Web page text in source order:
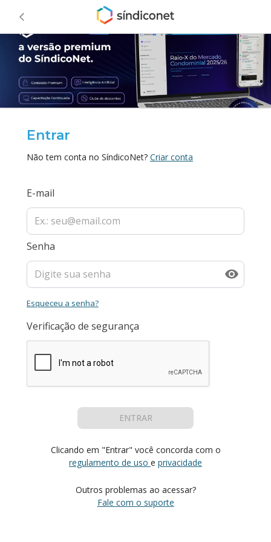
Entrar
Não tem conta no SíndicoNet? Criar conta
E-mail
Senha
Esqueceu a senha?
Verificação de segurança
ENTRAR
Clicando em "Entrar" você concorda com o
regulamento de uso e privacidade
Outros problemas ao acessar?
Fale com o suporte